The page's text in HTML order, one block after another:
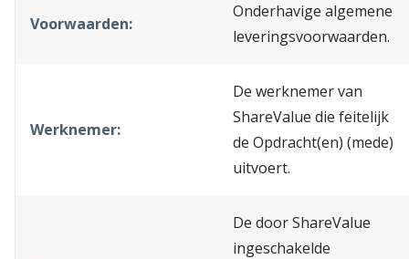
Voorwaarden:
Onderhavige algemene
leveringsvoorwaarden.
Werknemer:
De werknemer van
ShareValue die feitelijk
de Opdracht(en) (mede)
uitvoert.
De door ShareValue
ingeschakelde